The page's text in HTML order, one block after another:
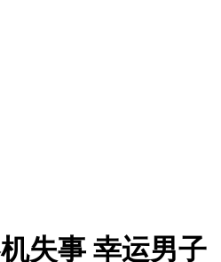
失事 幸运男子